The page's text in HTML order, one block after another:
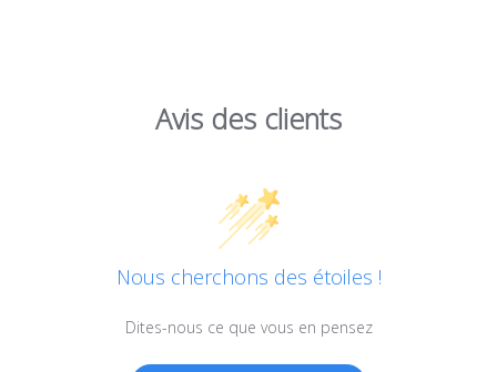
Avis des clients
Nous cherchons des étoiles !
Dites-nous ce que vous en pensez